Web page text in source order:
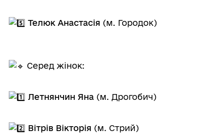
Телюк Анастасія (м. Городок)
Серед жінок:
Летнянчин Яна (м. Дрогобич)
Вітрів Вікторія (м. Стрий)